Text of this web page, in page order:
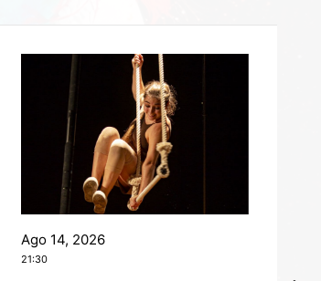
Ago 14, 2026
21:30